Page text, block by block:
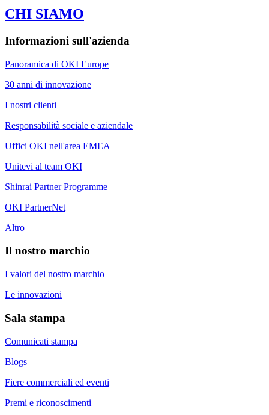
CHI SIAMO
Informazioni sull'azienda
Panoramica di OKI Europe
30 anni di innovazione
I nostri clienti
Responsabilità sociale e aziendale
Uffici OKI nell'area EMEA
Unitevi al team OKI
Shinrai Partner Programme
OKI PartnerNet
Altro
Il nostro marchio
I valori del nostro marchio
Le innovazioni
Sala stampa
Comunicati stampa
Blogs
Fiere commerciali ed eventi
Premi e riconoscimenti